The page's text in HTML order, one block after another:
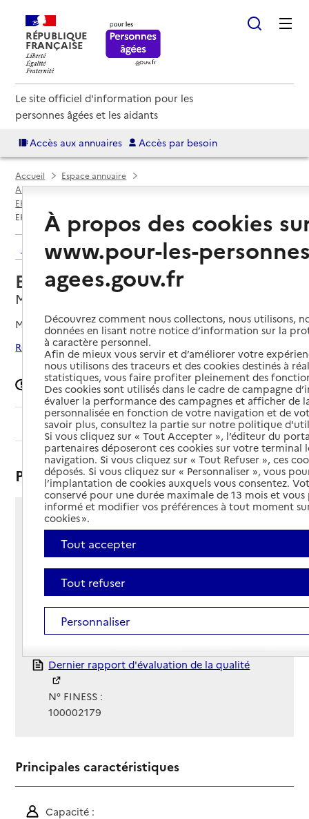
RÉPUBLIQUE
FRANÇAISE
Le site officiel d'information pour les
personnes âgées et les aidants
Accès aux annuaires Accès par besoin
Accueil
Espace annuaire
Annuaire EHPAD et maisons de retraite
EHPAD par département
EHPAD Résidence Delatour
Retour aux résultats de l'annuaire
EHPAD Résidence Delatour
Méry-sur-Seine, AUBE
Mis à jour le15/12/2025
Rechercher les établissements autour de Méry-sur-Seine
Signaler une erreur
Sommaire
Présentation
17 avenue Clotilde Delatour
10170 - Méry-sur-Seine
Voir itinéraire
Téléphone :
03 25 21 20 15
Contact
Site Internet
Site internet non renseigné
Gestionnaire :
Rapport HAS
Dernier rapport d'évaluation de la qualité
N° FINESS :
100002179
Principales caractéristiques
Capacité :
À propos des cookies
www.pour-les-
agees.gouv.fr
Découvrez comment nous collectons, nous utilisons,
données en lisant notre notice d’information sur la
à caractère personnel.
Afin de mieux vous servir et d’améliorer votre
nous utilisons des traceurs et des cookies destinés à
statistiques, vous faire profiter pleinement des
Des cookies sont utilisés dans le cadre de campagne
évaluer la performance des campagnes et afficher de
personnalisée en fonction de votre navigation et de
savoir plus, consultez la partie sur notre politique
Si vous cliquez sur « Tout Accepter », l’éditeur du
partenaires déposeront ces cookies sur votre terminal
navigation. Si vous cliquez sur « Tout Refuser », ces
déposés. Si vous cliquez sur « Personnaliser », vous
l’implantation de cookies auxquels vous consentez.
conservé pour une durée maximale de 13 mois et
informé et modifier vos préférences à tout moment
cookies ».
Tout accepter
Tout refuser
Personnaliser